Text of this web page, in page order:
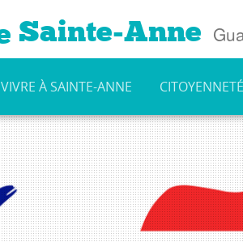
Sainte-Anne
VIVRE À SAINTE-ANNE CITOYENNETÉ